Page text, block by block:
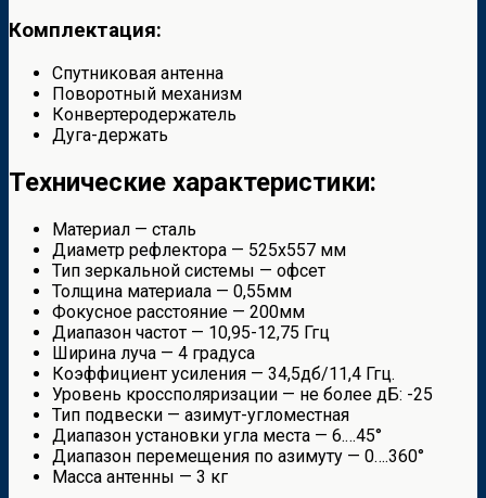
Комплектация:
Спутниковая антенна
Поворотный механизм
Конвертеродержатель
Дуга-держать
Технические характеристики:
Материал — сталь
Диаметр рефлектора — 525х557 мм
Тип зеркальной системы — офсет
Толщина материала — 0,55мм
Фокусное расстояние — 200мм
Диапазон частот — 10,95-12,75 Ггц
Ширина луча — 4 градуса
Коэффициент усиления — 34,5дб/11,4 Ггц.
Уровень кроссполяризации — не более дБ: -25
Тип подвески — азимут-угломестная
Диапазон установки угла места — 6.…45°
Диапазон перемещения по азимуту — 0….360°
Масса антенны — 3 кг